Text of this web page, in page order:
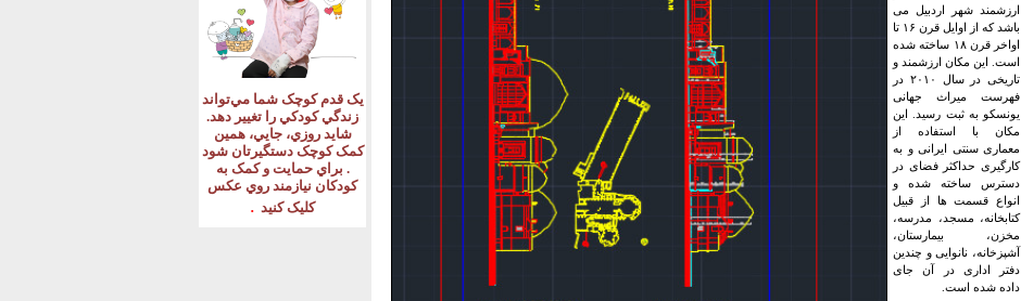
يک قدم کوچک شما مي‌تواند
زندگي کودکي را تغيير دهد.
شايد روزي، جايي، همين
کمک کوچک دستگيرتان شود
. براي حمايت و کمک به
کودکان نيازمند روي عکس
کليک کنيد .
ارزشمند شهر اردبیل می
باشد که از اوایل قرن ۱۶ تا
اواخر قرن ۱۸ ساخته شده
است. این مکان ارزشمند و
تاریخی در سال ۲۰۱۰ در
فهرست میراث جهانی
یونسکو به ثبت رسید. این
مکان با استفاده از
معماری سنتی ایرانی و به
کارگیری حداکثر فضای در
دسترس ساخته شده و
انواع قسمت ها از قبیل
کتابخانه، مسجد، مدرسه،
مخزن، بیمارستان،
آشپزخانه، نانوایی و چندین
دفتر اداری در آن جای
داده شده است.